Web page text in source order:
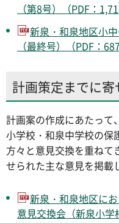
（第8号）（PDF：
新泉・和泉地区小
（最終号）（PDF：
計画策定までに
計画案の作成にあたって
小学校・和泉中学校の保
方々と意見交換を重ねて
せられた主な意見を掲載
新泉・和泉地区に
意見交換会（新泉小学